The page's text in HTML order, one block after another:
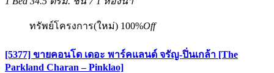
ทรัพย์โครงการ(ใหม่) 100%Off
[5377] ขายคอนโด เดอะ พาร์คแลนด์ จรัญ-ปิ่นเกล้า [The
Parkland Charan – Pinklao]